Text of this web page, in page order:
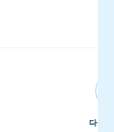
다운